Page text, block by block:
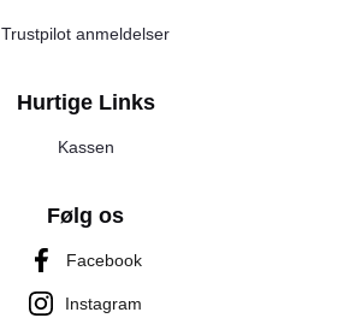
Trustpilot anmeldelser
Hurtige Links
Kassen
Følg os
Facebook
Instagram